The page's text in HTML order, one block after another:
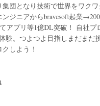
集団となり技術で世界をワクワ
ンジニアからbravesoft起業
アプリ等1億DL突破！ 自社プ
験。つよつよ目指しまだまだ
しよう！